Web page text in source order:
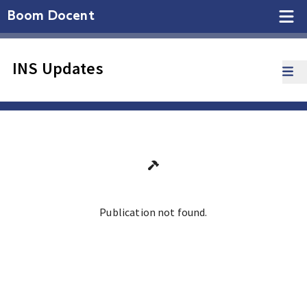
Boom Docent
INS Updates
Publication not found.